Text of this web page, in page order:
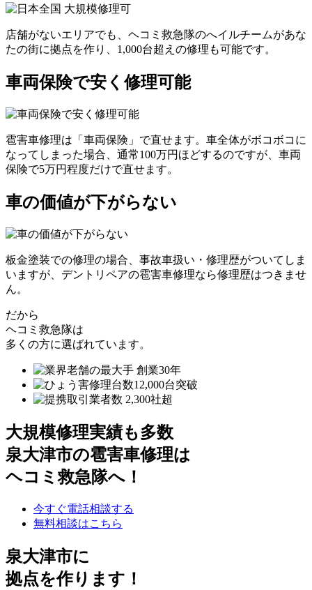
店舗がないエリアでも、ヘコミ救急隊のへイルチームがあな
たの街に拠点を作り、1,000台超えの修理も可能です。
車両保険で安く修理可能
雹害車修理は「車両保険」で直せます。車全体がボコボコに
なってしまった場合、通常100万円ほどするのですが、車両
保険で5万円程度だけで直せます。
車の価値が下がらない
板金塗装での修理の場合、事故車扱い・修理歴がついてしま
いますが、デントリペアの雹害車修理なら修理歴はつきませ
ん。
だから
ヘコミ救急隊は
多くの方に選ばれています。
大規模修理実績も多数
泉大津市の雹害車修理は
ヘコミ救急隊へ！
今すぐ電話相談する
無料相談はこちら
泉大津市に
拠点を作ります！